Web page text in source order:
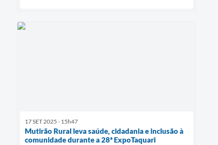
17 SET 2025 - 15h47
Mutirão Rural leva saúde, cidadania e inclusão à
comunidade durante a 28ª ExpoTaquari